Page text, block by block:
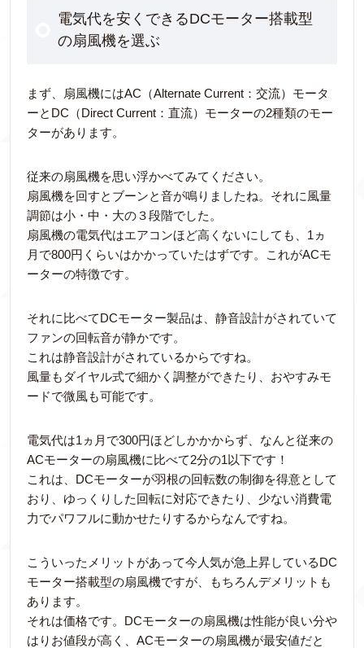
電気代を安くできるDCモーター搭載型
の扇風機を選ぶ
まず、扇風機にはAC（Alternate Current：交流）モータ
ーとDC（Direct Current：直流）モーターの2種類のモー
ターがあります。
従来の扇風機を思い浮かべてみてください。
扇風機を回すとブーンと音が鳴りましたね。それに風量
調節は小・中・大の３段階でした。
扇風機の電気代はエアコンほど高くないにしても、1ヵ
月で800円くらいはかかっていたはずです。これがACモ
ーターの特徴です。
それに比べてDCモーター製品は、静音設計がされていて
ファンの回転音が静かです。
これは静音設計がされているからですね。
風量もダイヤル式で細かく調整ができたり、おやすみモ
ードで微風も可能です。
電気代は1ヵ月で300円ほどしかかからず、なんと従来の
ACモーターの扇風機に比べて2分の1以下です！
これは、DCモーターが羽根の回転数の制御を得意として
おり、ゆっくりした回転に対応できたり、少ない消費電
力でパワフルに動かせたりするからなんですね。
こういったメリットがあって今人気が急上昇しているDC
モーター搭載型の扇風機ですが、もちろんデメリットも
あります。
それは価格です。DCモーターの扇風機は性能が良い分や
はりお値段が高く、ACモーターの扇風機が最安値だと